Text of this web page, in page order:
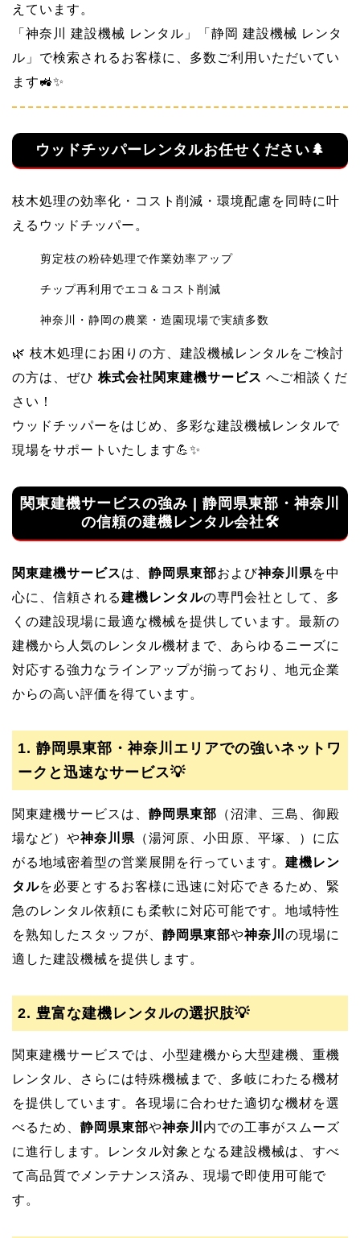
えています。
「神奈川 建設機械 レンタル」「静岡 建設機械 レンタ
ル」で検索されるお客様に、多数ご利用いただいてい
ます🚜✨
ウッドチッパーレンタルお任せください🌲
枝木処理の効率化・コスト削減・環境配慮を同時に叶
えるウッドチッパー。
剪定枝の粉砕処理で作業効率アップ
チップ再利用でエコ＆コスト削減
神奈川・静岡の農業・造園現場で実績多数
🌿 枝木処理にお困りの方、建設機械レンタルをご検討
の方は、ぜひ 株式会社関東建機サービス へご相談くだ
さい！
ウッドチッパーをはじめ、多彩な建設機械レンタルで
現場をサポートいたします💪✨
関東建機サービスの強み | 静岡県東部・神奈川
の信頼の建機レンタル会社🛠
関東建機サービスは、 静岡県東部および神奈川県を中
心に、信頼される建機レンタルの専門会社として、多
くの建設現場に最適な機械を提供しています。最新の
建機から人気のレンタル機材まで、あらゆるニーズに
対応する強力なラインアップが揃っており、地元企業
からの高い評価を得ています。
1. 静岡県東部・神奈川エリアでの強いネットワ
ークと迅速なサービス💡
関東建機サービスは、 静岡県東部 （沼津、三島、御殿
場など）や神奈川県 （湯河原、小田原、平塚、）に広
がる地域密着型の営業展開を行っています。 建機レン
タルを必要とするお客様に迅速に対応できるため、緊
急のレンタル依頼にも柔軟に対応可能です。地域特性
を熟知したスタッフが、 静岡県東部や神奈川 の現場に
適した建設機械を提供します。
2. 豊富な建機レンタルの選択肢💡
関東建機サービスでは、小型建機から大型建機、重機
レンタル、さらには特殊機械まで、多岐にわたる機材
を提供しています。各現場に合わせた適切な機材を選
べるため、 静岡県東部や神奈川 内での工事がスムーズ
に進行します。レンタル対象となる建設機械は、すべ
て高品質でメンテナンス済み、現場で即使用可能で
す。